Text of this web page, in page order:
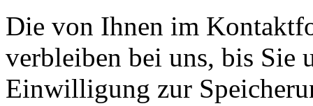
Die von Ihnen im
verbleiben bei uns, bis Sie
Einwilligung zur